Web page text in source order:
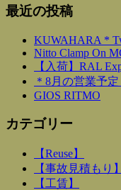
最近の投稿
KUWAHARA *
Nitto Clamp On
【入荷】RAL
＊8月の営業予定
GIOS RITMO
カテゴリー
【Reuse】
【事故見積もり】
【工賃】